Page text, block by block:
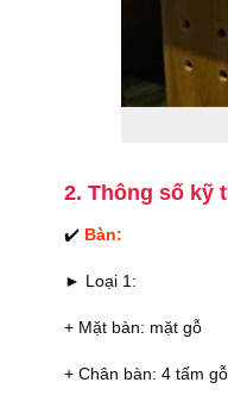
2. Thông số kỹ
✔️ Bàn:
► Loại 1:
+ Mặt bàn: mặt gỗ
+ Chân bàn: 4 tấm